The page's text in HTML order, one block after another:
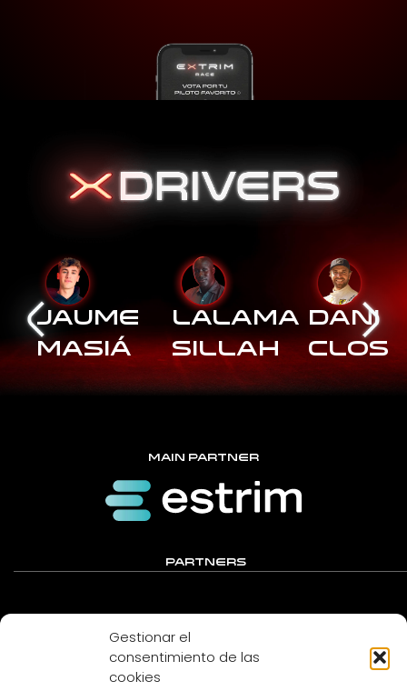
Gestionar el
consentimiento de las
cookies
Jaume
Masiá
Lalama
Sillah
Dani
Clos
MAIN PARTNER
PARTNERS